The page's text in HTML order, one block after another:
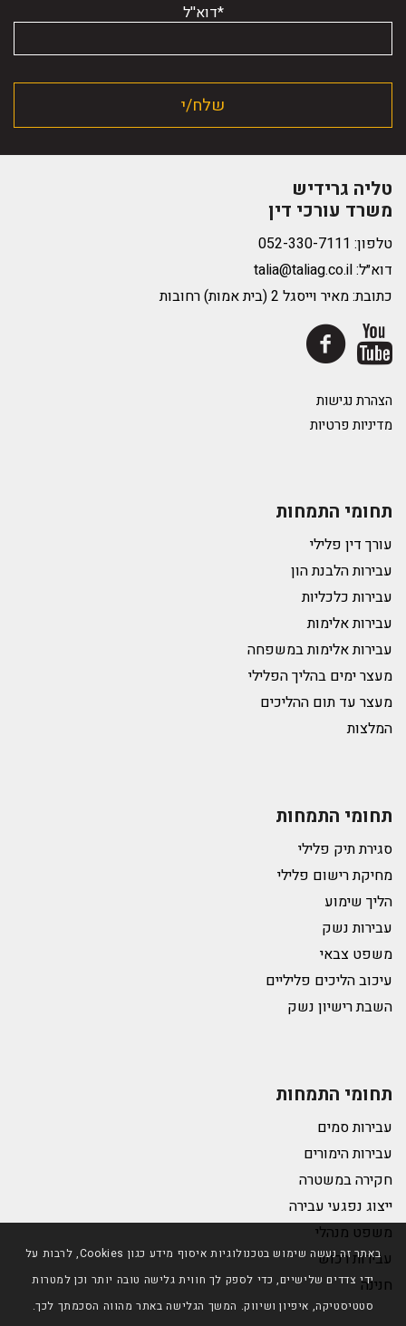
*דוא''ל
טליה גרידיש
משרד עורכי דין
טלפון:
דוא״ל:talia@taliag.co.il
כתובת: מאיר וייסגל 2 (בית אמות) רחובות
הצהרת נגישות
מדיניות פרטיות
תחומי התמחות
עורך דין פלילי
עבירות הלבנת הון
עבירות כלכליות
עבירות אלימות
עבירות אלימות במשפחה
מעצר ימים בהליך הפלילי
מעצר עד תום ההליכים
המלצות
תחומי התמחות
סגירת תיק פלילי
מחיקת רישום פלילי
הליך שימוע
עבירות נשק
משפט צבאי
עיכוב הליכים פליליים
השבת רישיון נשק
תחומי התמחות
עבירות סמים
עבירות הימורים
חקירה במשטרה
ייצוג נפגעי עבירה
משפט מנהלי
עבירות רכוש
חנינה
באתר זה נעשה שימוש בטכנולוגיות איסוף מידע כגון Cookies, לרבות על
ידי צדדים שלישיים, כדי לספק לך חווית גלישה טובה יותר וכן למטרות
סטטיסטיקה, איפיון ושיווק. המשך הגלישה באתר מהווה הסכמתך לכך.